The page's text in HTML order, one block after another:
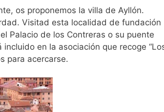
os proponemos la villa de Ayllón.
Visitad esta localidad de fundación
Palacio de los Contreras o su puente
en la asociación que recoge
para acercarse.